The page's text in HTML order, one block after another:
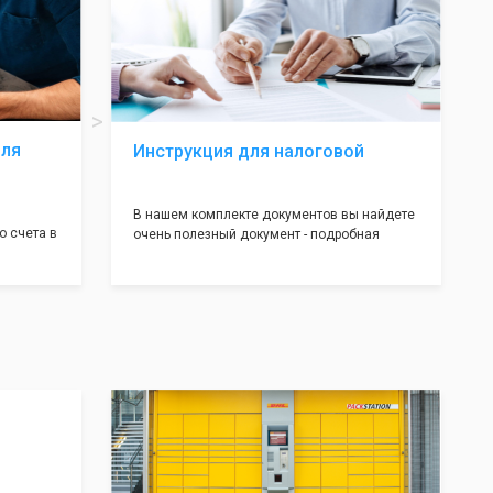
полною
не
все
подаче документов на регистрацию.
счета в
Инструкция для налоговой
В нашем комплекте документов вы найдете
очень полезный документ - подробная
случае отказа. С данной инструкцией вы
будете знать все шаги, что даст вам
уверенность в прохождении регистрации
вашей компании!